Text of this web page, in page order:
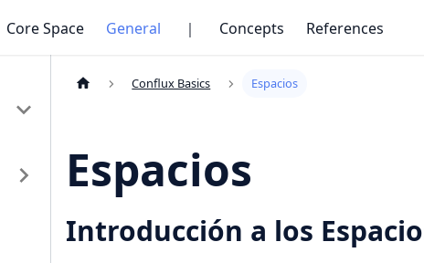
Core Space General ｜ Concepts References
Conflux Basics Espacios
Espacios
Introducción a los